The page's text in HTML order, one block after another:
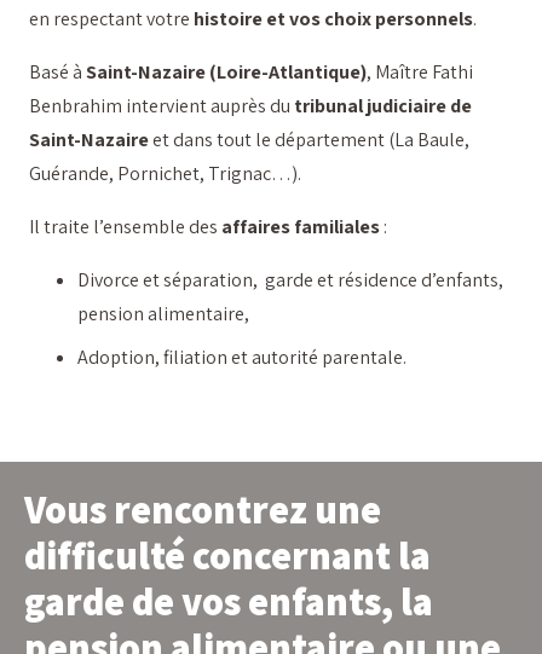
en respectant votre histoire et vos choix personnels.
Basé àSaint-Nazaire (Loire-Atlantique), Maître Fathi
Benbrahim intervient auprès du tribunal judiciaire de
Saint-Nazaireet dans tout le département (La Baule,
Guérande, Pornichet, Trignac…).
Il traite l’ensemble des affaires familiales:
Divorce et séparation, garde et résidence d’enfants,
pension alimentaire,
Adoption, filiation et autorité parentale.
Vous rencontrez une
difficulté concernant la
garde de vos enfants, la